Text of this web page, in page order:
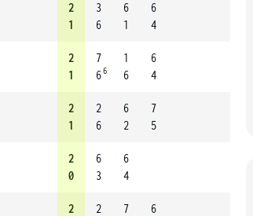
2
1
3
6
6
1
6
4
2
1
7
66
1
6
6
4
2
1
2
6
6
2
7
5
2
0
6
3
6
4
2
2
7
6